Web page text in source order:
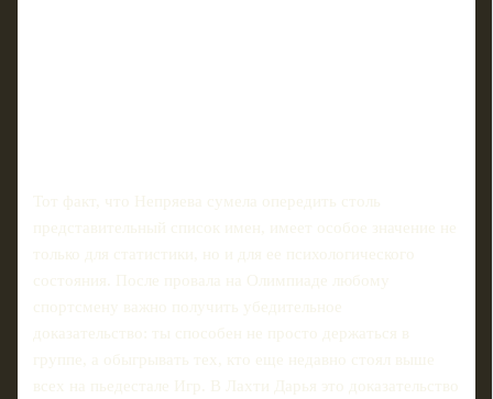
Тот факт, что Непряева сумела опередить столь
представительный список имен, имеет особое значение не
только для статистики, но и для ее психологического
состояния. После провала на Олимпиаде любому
спортсмену важно получить убедительное
доказательство: ты способен не просто держаться в
группе, а обыгрывать тех, кто еще недавно стоял выше
всех на пьедестале Игр. В Лахти Дарья это доказательство